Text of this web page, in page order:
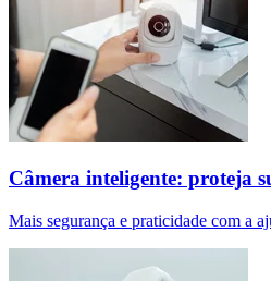
Câmera inteligente: proteja
Mais segurança e praticidade com a